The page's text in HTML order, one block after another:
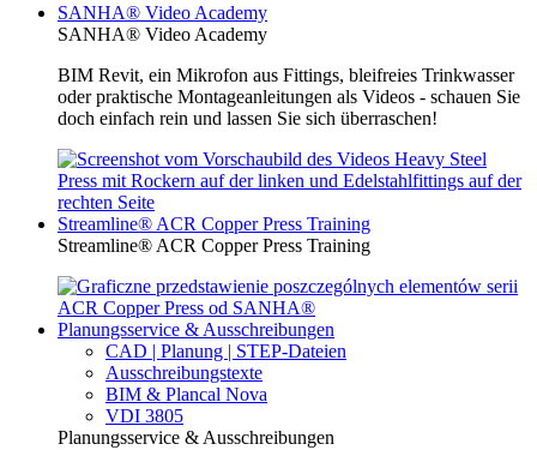
SANHA® Video Academy
SANHA® Video Academy
BIM Revit, ein Mikrofon aus Fittings, bleifreies Trinkwasser
oder praktische Montageanleitungen als Videos - schauen Sie
doch einfach rein und lassen Sie sich überraschen!
Streamline® ACR Copper Press Training
Streamline® ACR Copper Press Training
Planungsservice & Ausschreibungen
CAD | Planung | STEP-Dateien
Ausschreibungstexte
BIM & Plancal Nova
VDI 3805
Planungsservice & Ausschreibungen